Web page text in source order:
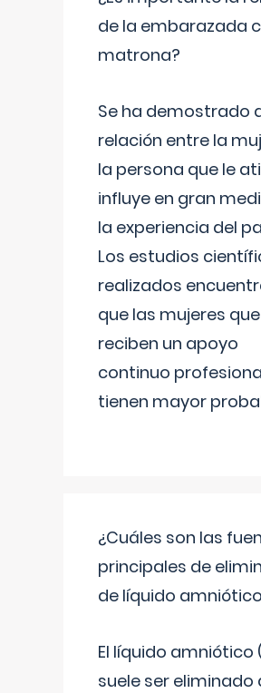
de la embarazada
matrona?
Se ha demostrado
relación entre la
la persona que le
influye en gran
la experiencia del
Los estudios
realizados
que las mujeres que
reciben un apoyo
continuo
tienen mayor
¿Cuáles son las
principales de
de líquido
El líquido amniótico
suele ser eliminado